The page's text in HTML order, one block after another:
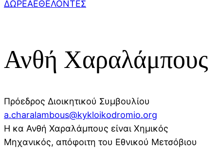
ΔΩΡΕΑΕΘΕΛΟΝΤΕΣ
Ανθή Χαραλάμπους
Πρόεδρος Διοικητικού Συμβουλίου
a.charalambous@kykloikodromio.org
Η κα Ανθή Χαραλάμπους είναι Χημικός
Μηχανικός, απόφοιτη του Εθνικού Μετσόβιου